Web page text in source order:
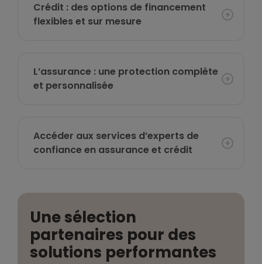
Crédit : des options de financement
flexibles et sur mesure
L’assurance : une protection complète
et personnalisée
Accéder aux services d’experts de
confiance en assurance et crédit
Une sélection
partenaires pour des
solutions performantes